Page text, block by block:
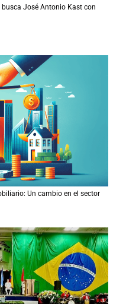
José Antonio Kast con
Un cambio en el sector